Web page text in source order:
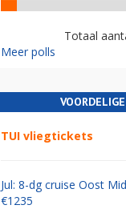
Totaal
Meer polls
TUI vliegtickets
Jul: 8-dg cruise Oost
€1235